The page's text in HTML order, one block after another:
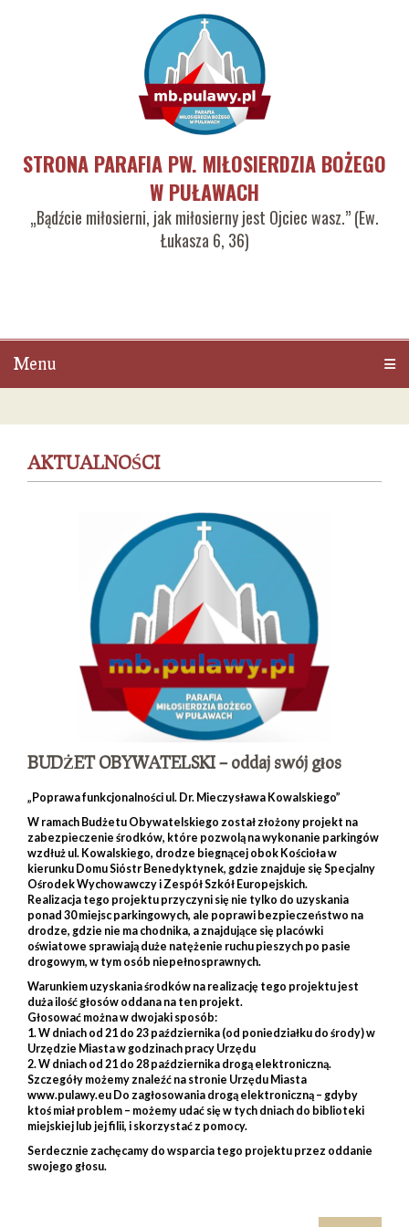
STRONA PARAFIA PW. MIŁOSIERDZIA BOŻEGO
W PUŁAWACH
„Bądźcie miłosierni, jak miłosierny jest Ojciec wasz.” (Ew.
Łukasza 6, 36)
Menu
AKTUALNOŚCI
BUDŻET OBYWATELSKI – oddaj swój głos
„Poprawa funkcjonalności ul. Dr. Mieczysława Kowalskiego”
W ramach Budżetu Obywatelskiego został złożony projekt na
zabezpieczenie środków, które pozwolą na wykonanie parkingów
wzdłuż ul. Kowalskiego, drodze biegnącej obok Kościoła w
kierunku Domu Sióstr Benedyktynek, gdzie znajduje się Specjalny
Ośrodek Wychowawczy i Zespół Szkół Europejskich.
Realizacja tego projektu przyczyni się nie tylko do uzyskania
ponad 30 miejsc parkingowych, ale poprawi bezpieczeństwo na
drodze, gdzie nie ma chodnika, a znajdujące się placówki
oświatowe sprawiają duże natężenie ruchu pieszych po pasie
drogowym, w tym osób niepełnosprawnych.
Warunkiem uzyskania środków na realizację tego projektu jest
duża ilość głosów oddana na ten projekt.
Głosować można w dwojaki sposób:
1. W dniach od 21 do 23 października (od poniedziałku do środy) w
Urzędzie Miasta w godzinach pracy Urzędu
2. W dniach od 21 do 28 października drogą elektroniczną.
Szczegóły możemy znaleźć na stronie Urzędu Miasta
www.pulawy.eu Do zagłosowania drogą elektroniczną – gdyby
ktoś miał problem – możemy udać się w tych dniach do biblioteki
miejskiej lub jej filii, i skorzystać z pomocy.
Serdecznie zachęcamy do wsparcia tego projektu przez oddanie
swojego głosu.